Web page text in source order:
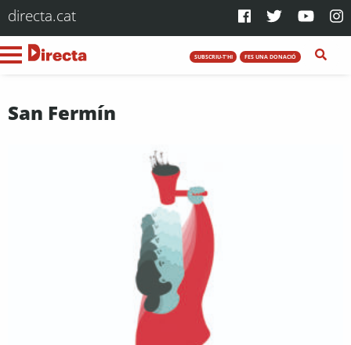
directa.cat
SUBSCRIU-T'HI FES UNA DONACIÓ
San Fermín